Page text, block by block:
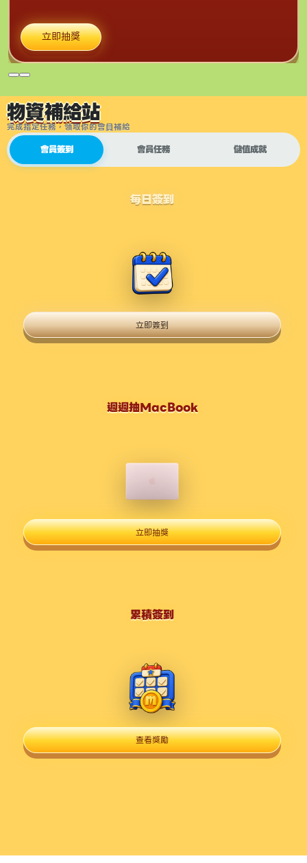
立即抽獎
物資補給站
完成指定任務，領取你的會員補給
會員簽到 會員任務 儲值成就
每日簽到
立即簽到
週週抽MacBook
立即抽獎
累積簽到
查看獎勵